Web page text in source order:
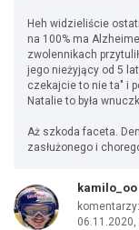
Heh widzieliście
na 100% ma
zwolennikach
jego nieżyjący od 5
czekajcie to nie ta" i
Natalie to była
Aż szkoda faceta.
zasłużonego i
kamilo_oo
komentarzy:
06.11.2020,